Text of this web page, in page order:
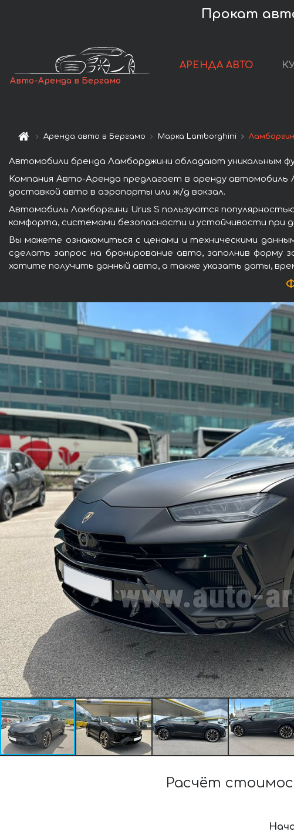
Прокат
Авто-Аренда в Бергамо
АРЕНДА АВТО
Аренда авто в Бергамо Марка Lamborghini
Автомобили бренда Ламборджини обладают уникальным
Компания Авто-Аренда предлагает в аренду
доставкой авто в аэропорты или ж/д вокзал.
Автомобиль Ламборгини Urus S пользуются
комфорта, системами безопасности и устойчивости при
Вы можете ознакомиться с ценами и техническими
сделать запрос на бронирование авто, заполнив
хотите получить данный авто, а также указать даты,
Расчёт